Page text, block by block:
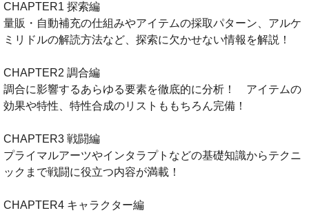
CHAPTER1 探索編
量販・自動補充の仕組みやアイテムの採取パターン、アルケ
ミリドルの解読方法など、探索に欠かせない情報を解説！
CHAPTER2 調合編
調合に影響するあらゆる要素を徹底的に分析！ アイテムの
効果や特性、特性合成のリストももちろん完備！
CHAPTER3 戦闘編
プライマルアーツやインタラプトなどの基礎知識からテクニ
ックまで戦闘に役立つ内容が満載！
CHAPTER4 キャラクター編